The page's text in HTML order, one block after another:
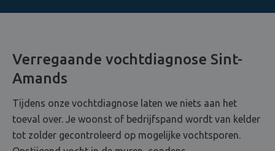
Verregaande vochtdiagnose Sint-
Amands
Tijdens onze vochtdiagnose laten we niets aan het
toeval over. Je woonst of bedrijfspand wordt van kelder
tot zolder gecontroleerd op mogelijke vochtsporen.